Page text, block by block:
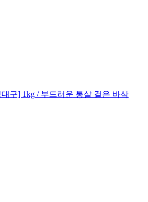
구] 1kg / 부드러운 통살 겉은 바삭